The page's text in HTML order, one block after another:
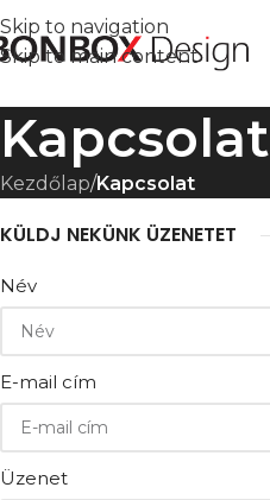
Skip to navigation
Skip to main content
Kapcsolat
Kezdőlap/Kapcsolat
KÜLDJ NEKÜNK ÜZENETET
Név
E-mail cím
Üzenet